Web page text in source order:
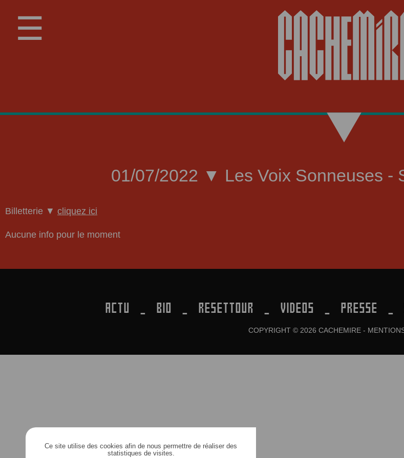
☰
01/07/2022 ▼ Les Voix Sonneuses -
Billetterie ▼ cliquez ici
Aucune info pour le moment
ACTU BIO RESETTOUR VIDEOS PRESSE
COPYRIGHT © 2026 CACHEMIRE -
Ce site utilise des cookies afin de nous permettre de réaliser des
statistiques de visites.